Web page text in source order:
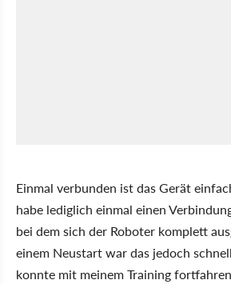
Einmal verbunden ist das Gerät
habe lediglich einmal einen
bei dem sich der Roboter komplett
einem Neustart war das jedoch
konnte mit meinem Training